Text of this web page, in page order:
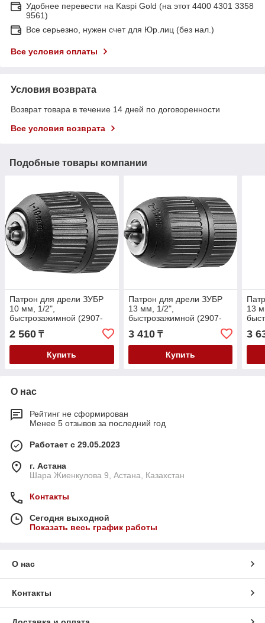
Удобнее перевести на Kaspi Gold (на этот 4400 4301 3358
9561)
Все серьезно, нужен счет для Юр.лиц (без нал.)
Все условия оплаты
Условия возврата
Возврат товара в течение 14 дней по договоренности
Все условия возврата
Подобные товары компании
Патрон для дрели ЗУБР
10 мм, 1/2",
быстрозажимной (2907-
10-1/2_z02)
2 560 ₸
Купить
Патрон для дрели ЗУБР
13 мм, 1/2",
быстрозажимной (2907-
13-1/2_z02)
3 410₸
Купить
13
3
О нас
Рейтинг не сформирован
Менее 5 отзывов за последний год
Работает с 29.05.2023
г. Астана
Шара Жиенкулова 9, Астана, Казахстан
Контакты
Сегодня выходной
Показать весь график работы
О нас
Контакты